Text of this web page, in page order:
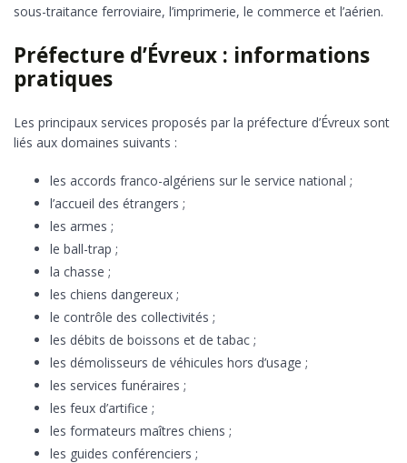
sous-traitance ferroviaire, l’imprimerie, le commerce et l’aérien.
Préfecture d’Évreux : informations
pratiques
Les principaux services proposés par la préfecture d’Évreux sont
liés aux domaines suivants :
les accords franco-algériens sur le service national ;
l’accueil des étrangers ;
les armes ;
le ball-trap ;
la chasse ;
les chiens dangereux ;
le contrôle des collectivités ;
les débits de boissons et de tabac ;
les démolisseurs de véhicules hors d’usage ;
les services funéraires ;
les feux d’artifice ;
les formateurs maîtres chiens ;
les guides conférenciers ;